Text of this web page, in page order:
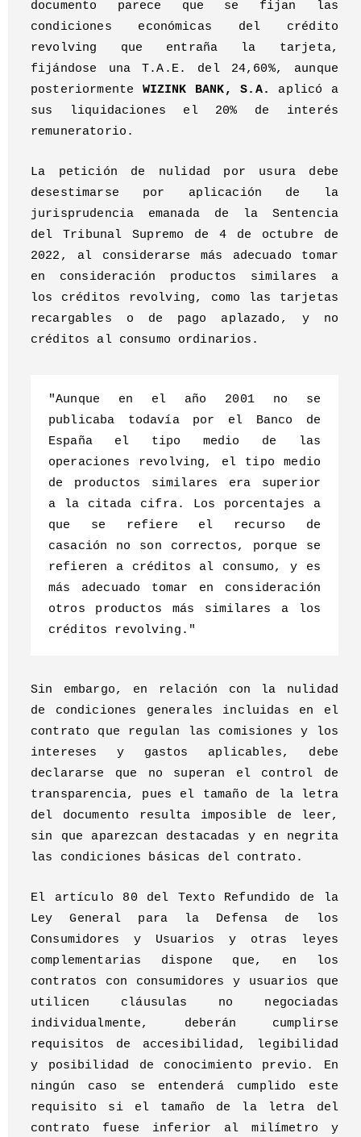
documento parece que se fijan las
condiciones económicas del crédito
revolving que entraña la tarjeta,
fijándose una T.A.E. del 24,60%, aunque
posteriormente WIZINK BANK, S.A.
aplicó a
sus liquidaciones el 20% de interés
remuneratorio.
La petición de nulidad por usura debe
desestimarse por aplicación de la
jurisprudencia emanada de la Sentencia
del Tribunal Supremo de 4 de octubre de
2022, al considerarse más adecuado tomar
en consideración productos similares a
los créditos revolving, como las tarjetas
recargables o de pago aplazado, y no
créditos al consumo ordinarios.
"Aunque en el año 2001 no se
publicaba todavía por el Banco de
España el tipo medio de las
operaciones revolving, el tipo medio
de productos similares era superior
a la citada cifra. Los porcentajes a
que se refiere el recurso de
casación no son correctos, porque se
refieren a créditos al consumo, y es
más adecuado tomar en consideración
otros productos más similares a los
créditos revolving."
Sin embargo, en relación con la nulidad
de condiciones generales incluidas en el
contrato que regulan las comisiones y los
intereses y gastos aplicables, debe
declararse que no superan el control de
transparencia, pues el tamaño de la letra
del documento resulta imposible de leer,
sin que aparezcan destacadas y en negrita
las condiciones básicas del contrato.
El artículo 80 del Texto Refundido de la
Ley General para la Defensa de los
Consumidores y Usuarios y otras leyes
complementarias dispone que, en los
contratos con consumidores y usuarios que
utilicen cláusulas no negociadas
individualmente, deberán cumplirse
requisitos de accesibilidad, legibilidad
y posibilidad de conocimiento previo. En
ningún caso se entenderá cumplido este
requisito si el tamaño de la letra del
contrato fuese inferior al milímetro y